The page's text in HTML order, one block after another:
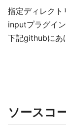
指定ディレクト
inputプラグイ
下記githubにあ
ソースコ